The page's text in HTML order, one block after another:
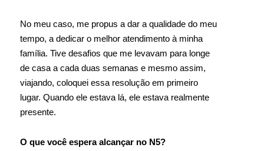
No meu caso, me propus a dar a qualidade do meu
tempo, a dedicar o melhor atendimento à minha
família. Tive desafios que me levavam para longe
de casa a cada duas semanas e mesmo assim,
viajando, coloquei essa resolução em primeiro
lugar. Quando ele estava lá, ele estava realmente
presente.
O que você espera alcançar no N5?